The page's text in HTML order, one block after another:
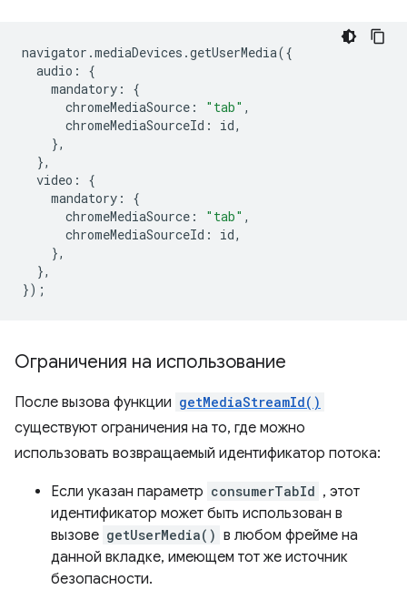
navigator .mediaDevices .getUserMedia({
audio :
{
mandatory :
{
chromeMediaSource : "tab" ,
chromeMediaSourceId : id,
},
},
video :
{
mandatory :
{
chromeMediaSource : "tab" ,
chromeMediaSourceId : id,
},
},
});
Ограничения на использование
После вызова функции getMediaStreamId()
существуют ограничения на то, где можно
использовать возвращаемый идентификатор потока:
Если указан параметр consumerTabId , этот
идентификатор может быть использован в
вызове getUserMedia() в любом фрейме на
данной вкладке, имеющем тот же источник
безопасности.